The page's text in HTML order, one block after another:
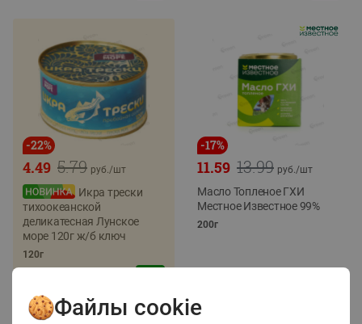
-22%
5.79
4.49 руб./шт
Икра трески
тихоокеанской
деликатесная Лунское
море 120г ж/б ключ
120г
-17%
13.99
11.59 руб./шт
Масло Топленое ГХИ
Местное Известное 99%
200г
Файлы cookie